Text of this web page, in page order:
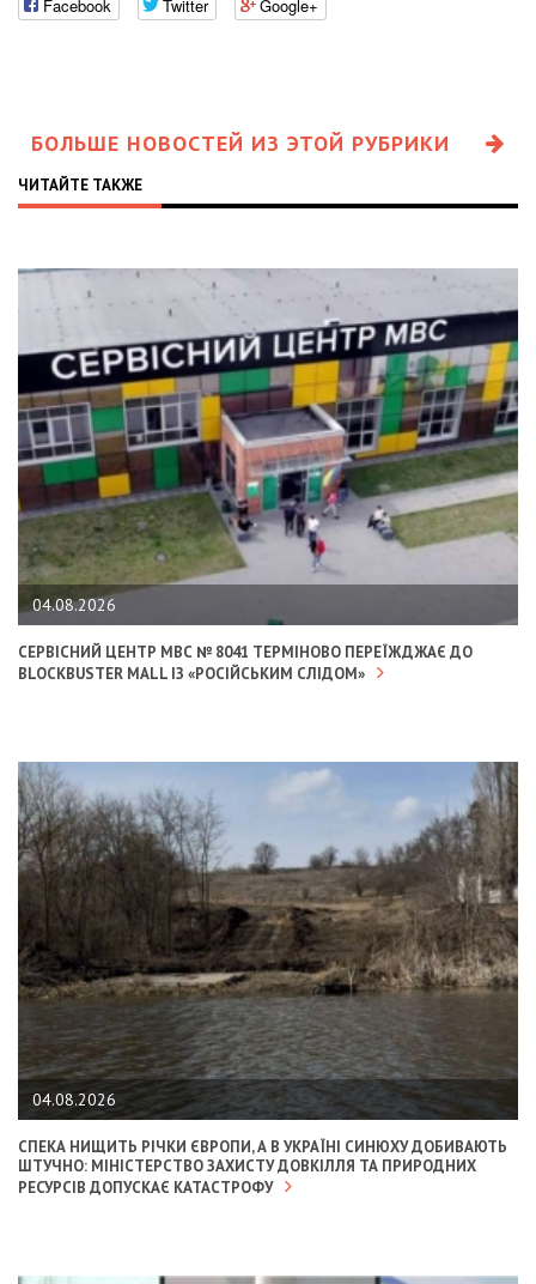
Facebook Twitter Google+
БОЛЬШЕ НОВОСТЕЙ ИЗ ЭТОЙ РУБРИКИ
ЧИТАЙТЕ ТАКЖЕ
04.08.2026
СЕРВІСНИЙ ЦЕНТР МВС № 8041 ТЕРМІНОВО ПЕРЕЇЖДЖАЄ ДО
BLOCKBUSTER MALL ІЗ «РОСІЙСЬКИМ СЛІДОМ»
04.08.2026
СПЕКА НИЩИТЬ РІЧКИ ЄВРОПИ, А В УКРАЇНІ СИНЮХУ ДОБИВАЮТЬ
ШТУЧНО: МІНІСТЕРСТВО ЗАХИСТУ ДОВКІЛЛЯ ТА ПРИРОДНИХ
РЕСУРСІВ ДОПУСКАЄ КАТАСТРОФУ